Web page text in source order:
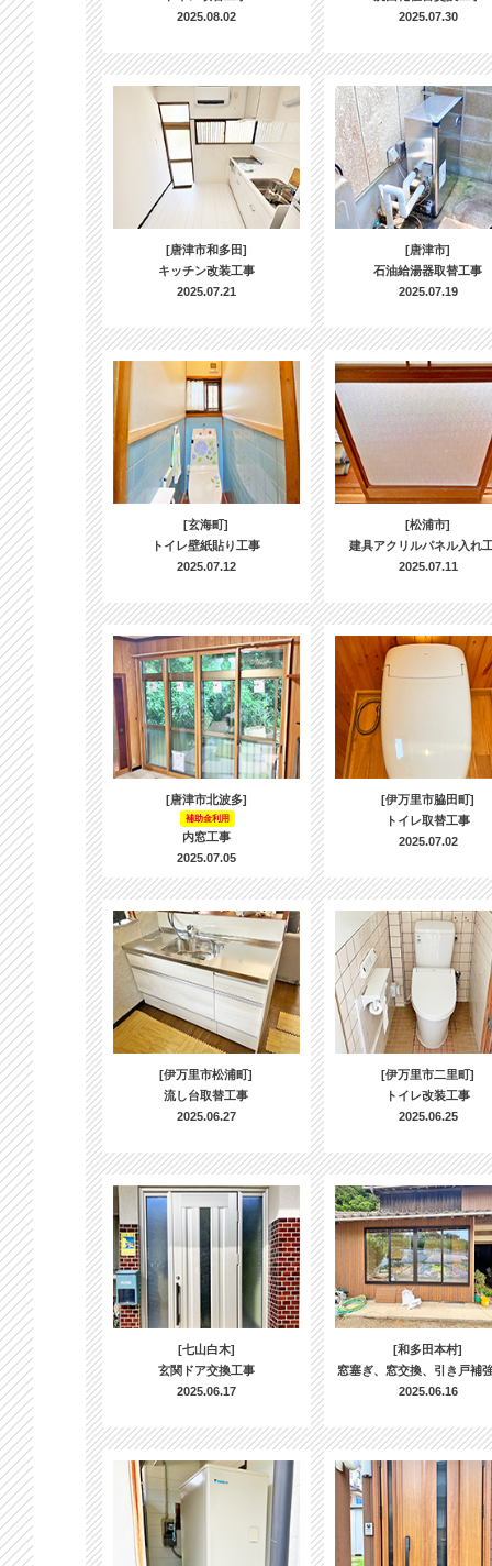
2025.08.02
2025.07.30
[唐津市和多田]
キッチン改装工事
2025.07.21
[唐津市]
石油給湯器取替工事
2025.07.19
[玄海町]
トイレ壁紙貼り工事
2025.07.12
[松浦市]
建具アクリルパネル入れ
2025.07.11
[唐津市北波多]
補助金利用
内窓工事
2025.07.05
[伊万里市脇田町]
トイレ取替工事
2025.07.02
[伊万里市松浦町]
流し台取替工事
2025.06.27
[伊万里市二里町]
トイレ改装工事
2025.06.25
[七山白木]
玄関ドア交換工事
2025.06.17
[和多田本村]
窓塞ぎ、窓交換、引き戸補
2025.06.16